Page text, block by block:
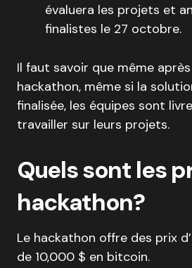
évaluera les projets et
finalistes le 27 octobre.
Il faut savoir que même
hackathon, même si la
finalisée, les équipes sont
travailler sur leurs projets.
Quels sont les
hackathon?
Le hackathon offre des prix
de 10,000 $ en bitcoin.